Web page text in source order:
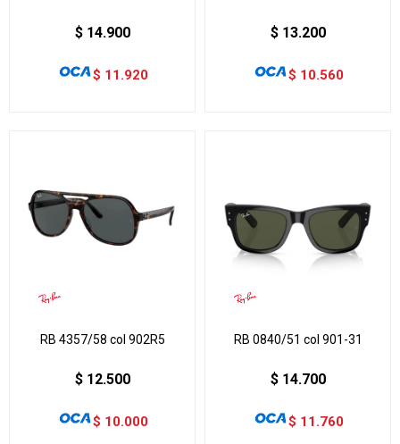
$ 14.900
$ 11.920
$ 13.200
$ 10.560
RB 4357/58 col 902R5
$ 12.500
$ 10.000
RB 0840/51 col 901-31
$ 14.700
$ 11.760